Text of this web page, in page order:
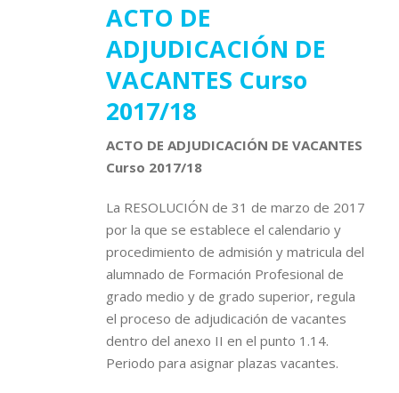
ACTO DE
ADJUDICACIÓN DE
VACANTES Curso
2017/18
ACTO DE ADJUDICACIÓN DE VACANTES
Curso 2017/18
La RESOLUCIÓN de 31 de marzo de 2017
por la que se establece el calendario y
procedimiento de admisión y matricula del
alumnado de Formación Profesional de
grado medio y de grado superior, regula
el proceso de adjudicación de vacantes
dentro del anexo II en el punto 1.14.
Periodo para asignar plazas vacantes.